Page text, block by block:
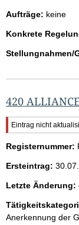
Aufträge: keine
Konkrete
Stellungnahmen/
420
W
i
c
t
g
r
H
Eintrag nicht
Registernummer:
Ersteintrag:
Letzte Änderung:
Anerkennung der